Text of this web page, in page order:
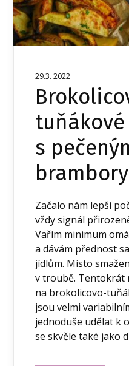
29.3. 2022
s
brambory
Začalo nám lepší
vždy signál
Vařím minimum
a dávám přednost
jídlům. Místo
v troubě. Tentokrát
na brokolicovo-
jsou velmi
jednoduše udělat k
se skvěle také jako